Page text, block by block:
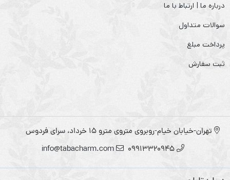
درباره ما | ارتباط با ما
سوالات متداول
پرداخت مبلغ
ثبت سفارش
تهران-خیابان خیام-روبروی متروی مترو ۱۵ خرداد، سرای فردوس
09913320945
info@tabacharm.com